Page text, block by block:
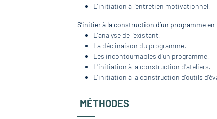
L’initiation à l’entretien motivationnel.
S’initier à la construction d’un programme en
L’analyse de l’existant.
La déclinaison du programme.
Les incontournables d’un programme.
L’initiation à la construction d’ateliers.
L’initiation à la construction d’outils
MÉTHODES